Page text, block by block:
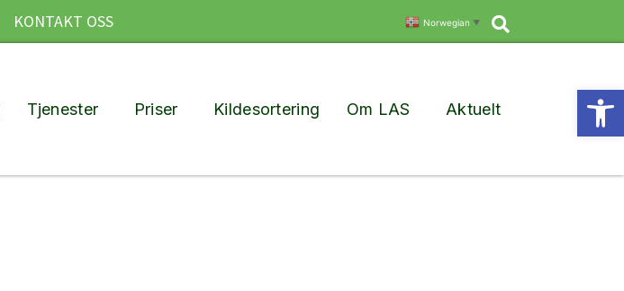
KONTAKT OSS Norwegian ▼ Søk
Tjenester Priser Kildesortering Om LAS Aktuelt